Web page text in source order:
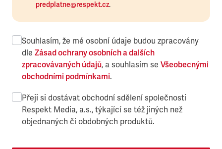
predplatne@respekt.cz.
Souhlasím, že mé osobní údaje budou zpracovány
dle Zásad ochrany osobních a dalších
zpracovávaných údajů, a souhlasím se Všeobecnými
obchodními podmínkami.
Přeji si dostávat obchodní sdělení společnosti
Respekt Media, a.s., týkající se též jiných než
objednaných či obdobných produktů.